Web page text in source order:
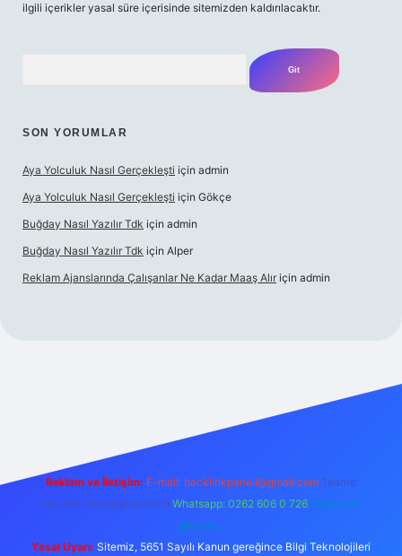
ilgili içerikler yasal süre içerisinde sitemizden kaldırılacaktır.
SON YORUMLAR
Aya Yolculuk Nasıl Gerçekleşti için admin
Aya Yolculuk Nasıl Gerçekleşti için Gökçe
Buğday Nasıl Yazılır Tdk için admin
Buğday Nasıl Yazılır Tdk için Alper
Reklam Ajanslarında Çalışanlar Ne Kadar Maaş Alır için admin
Reklam ve İletişim: E-mail: backlinkpaneli@gmail.com Teams:
forumhizmeti@gmail.com Whatsapp: 0262 606 0 726 Telegram:
@karabul
Yasal Uyarı: Sitemiz, 5651 Sayılı Kanun gereğince Bilgi Teknolojileri